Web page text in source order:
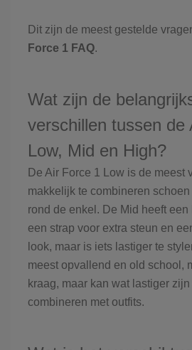
Dit zijn de meest gestelde
Force 1 FAQ.
Wat zijn de
verschillen tussen de
Low, Mid en High?
De Air Force 1 Low is de meest
makkelijk te combineren
rond de enkel. De Mid heeft
een strap voor extra steun en
look, maar is iets lastiger te
meest opvallend en old school,
kraag, maar kan wat lastiger
combineren met outfits.